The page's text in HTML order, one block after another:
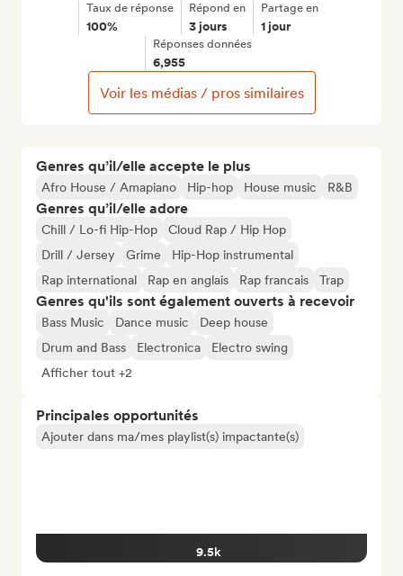
Genres qu’il/elle accepte le plus
Afro House / Amapiano Hip-hop House music R&B
Genres qu’il/elle adore
Chill / Lo-fi Hip-Hop
Cloud Rap / Hip Hop
Drill / Jersey
Grime
Hip-Hop instrumental
Rap international
Rap en anglais Rap francais Trap
Genres qu'ils sont également ouverts à recevoir
Bass Music Dance music
Deep house
Drum and Bass
Electronica
Electro swing
Afficher tout +2
Principales opportunités
Ajouter dans ma/mes playlist(s) impactante(s)
9.5k
Taux de réponse
100%
Répond en
3 jours
Partage en
1 jour
Réponses données
6,955
Voir les médias / pros similaires